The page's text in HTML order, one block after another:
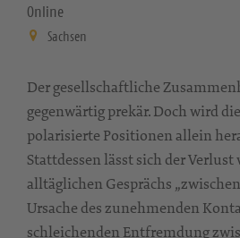
Online
Sachsen
Der gesellschaftliche
gegenwärtig prekär. Doch wird
polarisierte Positionen allein
Stattdessen lässt sich der Verlust
alltäglichen Gesprächs
Ursache des zunehmenden
schleichenden Entfremdung